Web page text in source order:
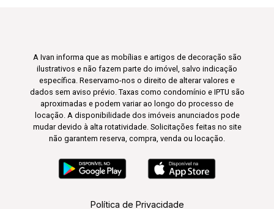
A Ivan informa que as mobílias e artigos de decoração são
ilustrativos e não fazem parte do imóvel, salvo indicação
específica. Reservamo-nos o direito de alterar valores e
dados sem aviso prévio. Taxas como condomínio e IPTU são
aproximadas e podem variar ao longo do processo de
locação. A disponibilidade dos imóveis anunciados pode
mudar devido à alta rotatividade. Solicitações feitas no site
não garantem reserva, compra, venda ou locação.
Política de Privacidade